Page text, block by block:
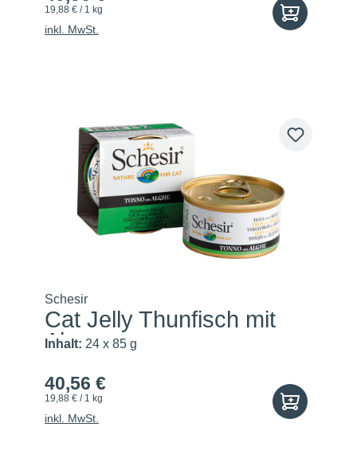
19,88 € / 1 kg
inkl. MwSt.
Schesir
Cat Jelly Thunfisch mit
Algen
Inhalt: 24 x 85 g
40,56 €
19,88 € / 1 kg
inkl. MwSt.